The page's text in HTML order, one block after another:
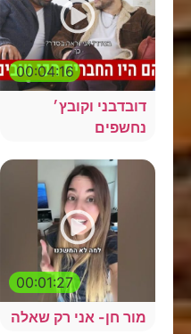
00:04:16
דובדבני וקובץ׳
נחשפים
00:01:27
מור חן- אני רק שאלה